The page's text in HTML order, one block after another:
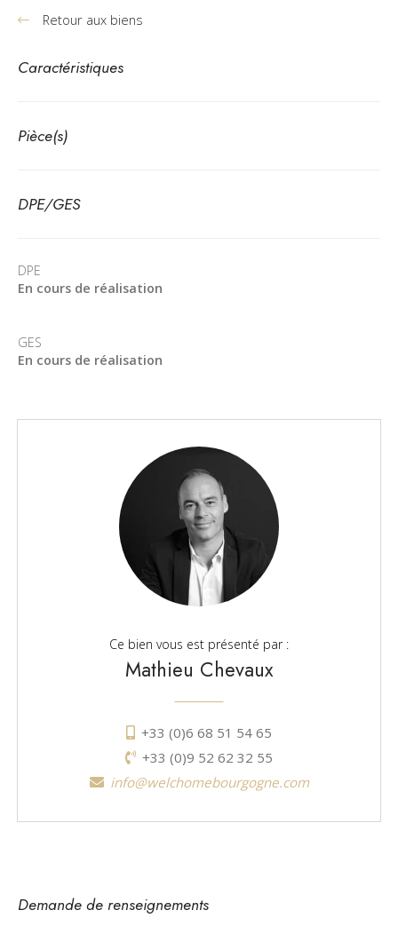
Retour aux biens
Caractéristiques
Pièce(s)
DPE/GES
DPE
En cours de réalisation
GES
En cours de réalisation
Ce bien vous est présenté par :
Mathieu Chevaux
+33 (0)6 68 51 54 65
+33 (0)9 52 62 32 55
info@welchomebourgogne.com
Demande de renseignements